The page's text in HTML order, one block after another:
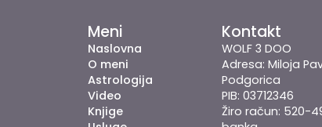
Meni
Naslovna
O meni
Astrologija
Video
Knjige
Kontakt
WOLF 3 DOO
Adresa: Miloja
Podgorica
PIB: 03712346
Žiro račun: 520-